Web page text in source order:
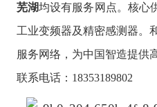
芜湖均设有服务网点。核心
工业变频器及精密感测器。
服务网络，为中国智造提供
联系电话：18353189802